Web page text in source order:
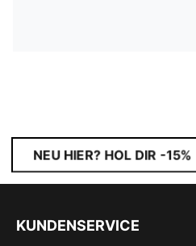
NEU HIER? HOL DIR -15%
KUNDENSERVICE